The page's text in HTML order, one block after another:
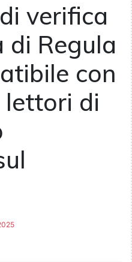
verifica
Regula
con
di